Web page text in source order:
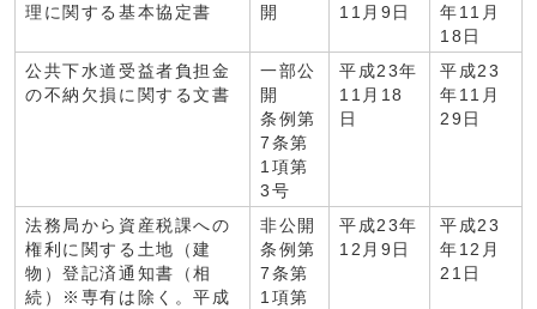
理に関する基本協定書
開
11月9日
年11月
18日
公共下水道受益者負担金
の不納欠損に関する文書
一部公
開
条例第
7条第
1項第
3号
平成23年
11月18
日
平成23
年11月
29日
法務局から資産税課への
権利に関する土地（建
物）登記済通知書（相
続）※専有は除く。平成
非公開
条例第
7条第
1項第
平成23年
12月9日
平成23
年12月
21日